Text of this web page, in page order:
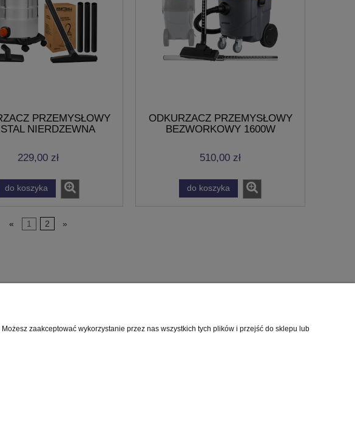
PRZEMYSŁOWY
NIERDZEWNA
MOKRO
229,00 zł
do koszyka
ODKURZACZ PRZEMYSŁOWY
BEZWORKOWY 1600W
WARSZTATU
510,00 zł
do koszyka
« 1 2 »
zaakceptować wykorzystanie przez nas wszystkich tych plików i przejść do sklepu lub